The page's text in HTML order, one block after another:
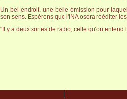
Un bel endroit, une belle émission pour
son sens. Espérons que l'INA osera rééditer
"Il y a deux sortes de radio, celle qu’on